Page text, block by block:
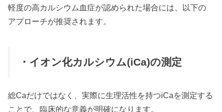
軽度の高カルシウム血症が認められた場合には、以下の
アプローチが推奨されます。
・イオン化カルシウム(iCa)の測定
総Caだけではなく、実際に生理活性を持つiCaを測定する
ことで、臨床的な意義が明確になります。